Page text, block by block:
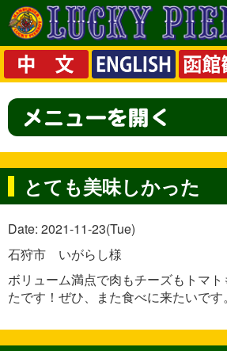
とても美味しかった
Date: 2021-11-23(Tue)
石狩市 いがらし様
ボリューム満点で肉もチーズもトマ
たです！ぜひ、また食べに来たいです